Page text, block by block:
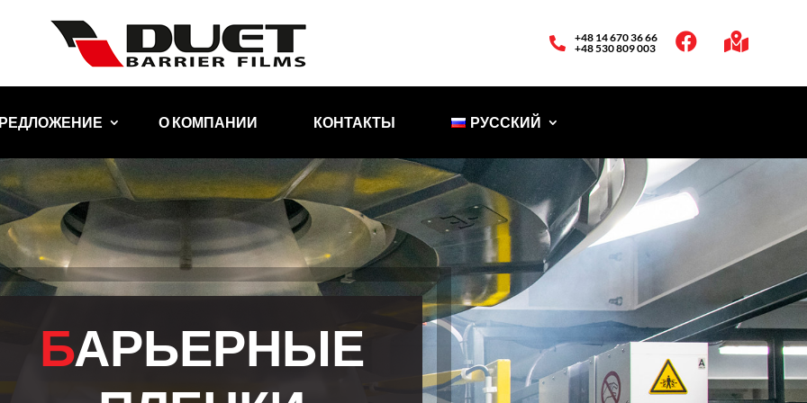

+48 14 670 36 66
+48 530 809 003
 
О КОМПАНИИ КОНТАКТЫ РУССКИЙ
БАРЬЕРНЫЕ